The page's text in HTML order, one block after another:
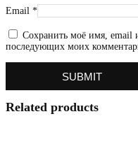
Email *
Сохранить моё имя, email
последующих моих
Related products